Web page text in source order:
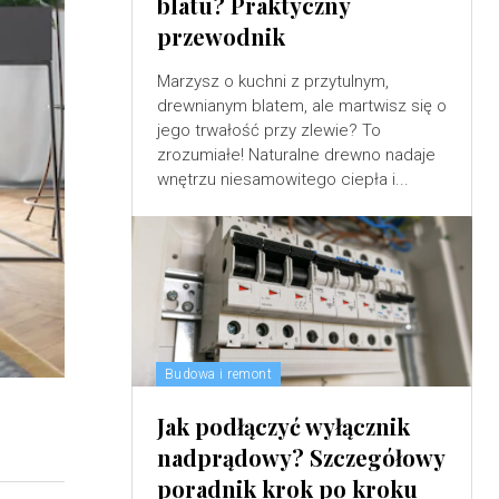
przewodnik
Marzysz o kuchni z przytulnym,
drewnianym blatem, ale martwisz się o
jego trwałość przy zlewie? To
zrozumiałe! Naturalne drewno nadaje
wnętrzu niesamowitego ciepła i...
Budowa i remont
Jak podłączyć wyłącznik
nadprądowy? Szczegółowy
poradnik krok po kroku